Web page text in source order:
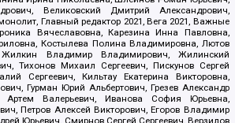
Великовский Дмитрий Александрович,
Главный редактор 2021, Вега 2021, Важные
Вячеславовна, Карезина Инна Павловна,
Костылева Полина Владимировна, Лютов
Жилкин Владимир Владимирович, Жилинский
Тихонов Михаил Сергеевич, Пискунов Сергей
Сергеевич, Кильтау Екатерина Викторовна,
Гурман Юрий Альбертович, Грезев Александр
Артем Валерьевич, Иванова София Юрьевна,
Петров Алексей Викторович, Егоров Владимир
Юрьевич, Смирнов Сергей Сергеевич, Верзилов